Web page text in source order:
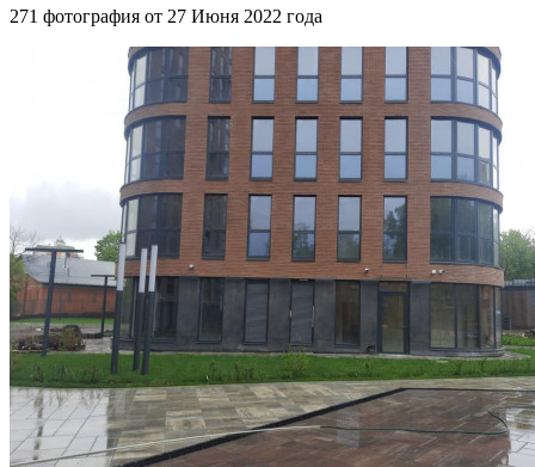
271 фотография от 27 Июня 2022 года